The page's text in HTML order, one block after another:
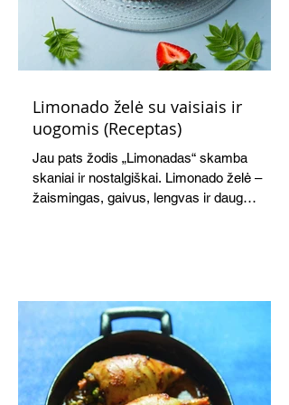
Limonado želė su vaisiais ir
uogomis (Receptas)
Jau pats žodis „Limonadas“ skamba
skaniai ir nostalgiškai. Limonado želė –
žaismingas, gaivus, lengvas ir daug